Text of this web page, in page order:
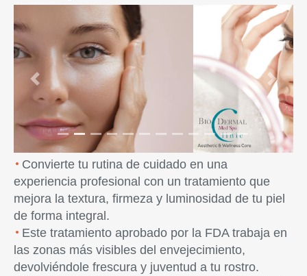
Previous Next
Convierte tu rutina de cuidado en una
experiencia profesional con un tratamiento que
mejora la textura, firmeza y luminosidad de tu piel
de forma integral.
Este tratamiento aprobado por la FDA trabaja en
las zonas más visibles del envejecimiento,
devolviéndole frescura y juventud a tu rostro.